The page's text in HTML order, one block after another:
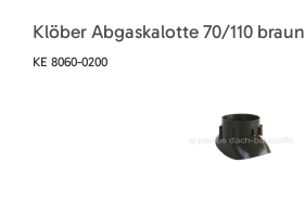
Klöber Abgaskalotte 70/110 braun
KE 8060-0200